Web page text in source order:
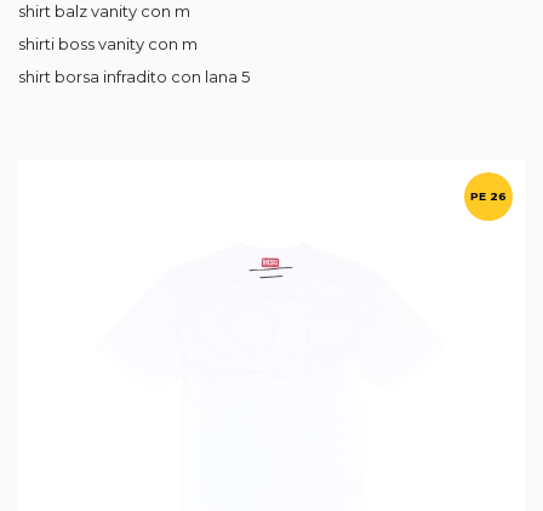
shirt balz vanity con m
shirti boss vanity con m
shirt borsa infradito con lana 5
PE 26